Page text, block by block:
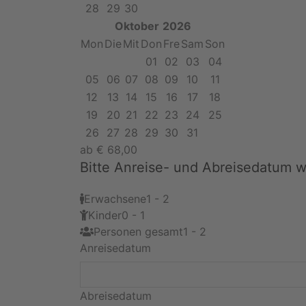
28
29 30
Oktober 2026
Mon DieMit Don FreSam Son
01
02 03
04
05
06 07 08 09 10
11
12
13 14 15 16 17
18
19
20 21 22 23 24
25
26
27 28 29 30
31
ab € 68,00
Bitte Anreise- und Abreisedatum
Erwachsene1 - 2
Kinder0 - 1
Personen gesamt1 - 2
Anreisedatum
Abreisedatum